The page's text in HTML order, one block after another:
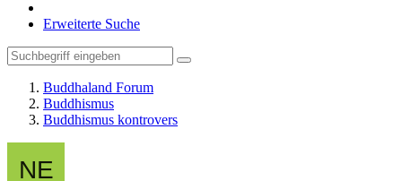
Erweiterte Suche
Buddhaland Forum
Buddhismus
Buddhismus kontrovers